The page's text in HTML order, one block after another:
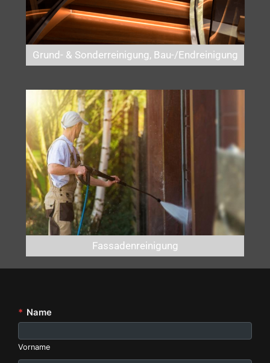
Grund- & Sonderreinigung, Bau-/Endreinigung
Fassadenreinigung
* Name
Vorname